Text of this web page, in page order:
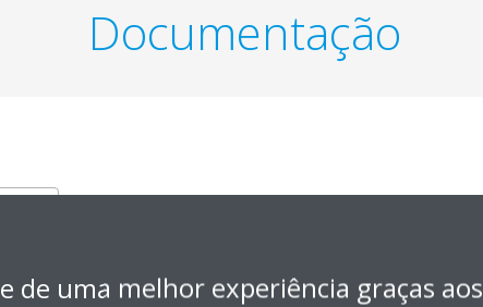
Documentação
de uma melhor experiência graças aos